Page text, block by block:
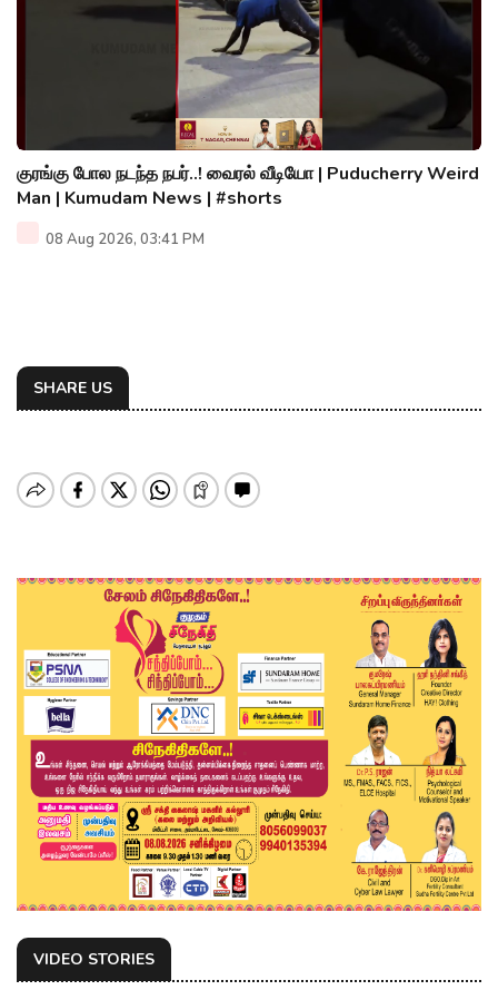
குரங்கு போல நடந்த நபர்..! வைரல் வீடியோ | Puducherry Weird
Man | Kumudam News | #shorts
08 Aug 2026, 03:41 PM
SHARE US
VIDEO STORIES